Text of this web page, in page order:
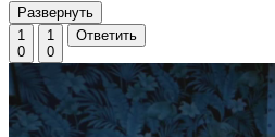
Развернуть
1
0
1
0
Ответить